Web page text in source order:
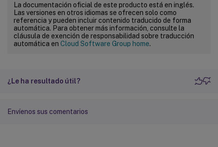
La documentación oficial de este producto está en inglés.
Las versiones en otros idiomas se ofrecen solo como
referencia y pueden incluir contenido traducido de forma
automática. Para obtener más información, consulte la
cláusula de exención de responsabilidad sobre traducción
automática en Cloud Software Group home.
¿Le ha resultado útil?
Envíenos sus comentarios